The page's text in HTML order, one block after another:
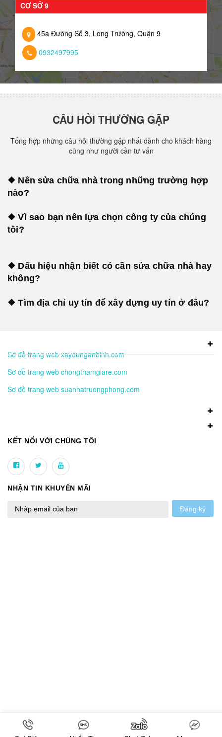
CƠ SỞ 9
45a Đường Số 3, Long Trường, Quận 9
0932497995
CÂU HỎI THƯỜNG GẶP
Tổng hợp những câu hỏi thường gặp nhất dành cho khách hàng
cũng như người cần tư vấn
❖ Nên sửa chữa nhà trong những trường hợp
nào?
❖ Vì sao bạn nên lựa chọn công ty của chúng
tôi?
❖ Dấu hiệu nhận biết có cần sửa chữa nhà hay
không?
❖ Tìm địa chỉ uy tín để xây dựng uy tín ở đâu?
Sơ đồ trang web xaydunganbinh.com
Sơ đồ trang web chongthamgiare.com
Sơ đồ trang web suanhatruongphong.com
KẾT NỐI VỚI CHÚNG TÔI
NHẬN TIN KHUYẾN MÃI
Đăng ký